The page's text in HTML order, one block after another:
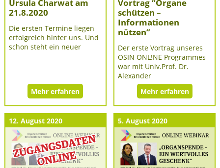
Ursula Charwat am
21.8.2020
Die ersten Termine liegen
erfolgreich hinter uns. Und
schon steht ein neuer
Mehr erfahren
Vortrag “Organe
schützen –
Informationen
nützen”
Der erste Vortrag unseres
OSIN ONL!NE Programmes
war mit Univ.Prof. Dr.
Alexander
Mehr erfahren
12. August 2020 5. August 2020